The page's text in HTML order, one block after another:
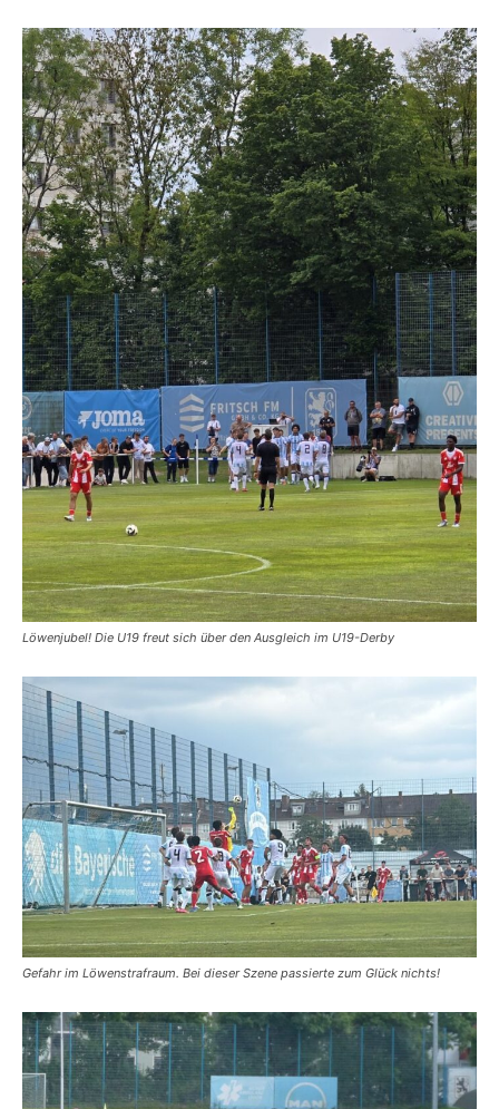
Löwenjubel! Die U19 freut sich über den Ausgleich im U19-Derby
Gefahr im Löwenstrafraum. Bei dieser Szene passierte zum Glück nichts!